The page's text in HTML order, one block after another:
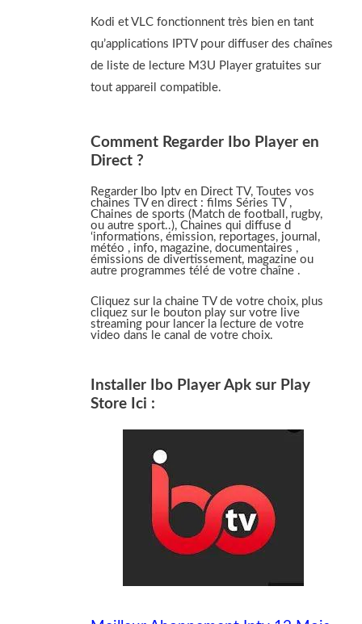
Kodi et VLC fonctionnent très bien en tant
qu’applications IPTV pour diffuser des chaînes
de liste de lecture M3U Player gratuites sur
tout appareil compatible.
Comment Regarder Ibo Player en
Direct ?
Regarder Ibo Iptv en Direct TV, Toutes vos
chaines TV en direct : films Séries TV ,
Chaines de sports (Match de football, rugby,
ou autre sport..), Chaines qui diffuse d
‘informations, émission, reportages, journal,
météo , info, magazine, documentaires ,
émissions de divertissement, magazine ou
autre programmes télé de votre chaîne .
Cliquez sur la chaine TV de votre choix, plus
cliquez sur le bouton play sur votre live
streaming pour lancer la lecture de votre
video dans le canal de votre choix.
Installer Ibo Player Apk sur Play
Store Ici :